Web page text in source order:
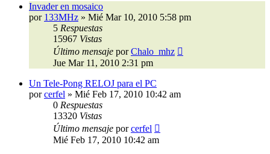
Invader en mosaico
por 133MHz » Mié Mar 10, 2010 5:58 pm
5 Respuestas
15967 Vistas
Último mensaje porChalo_mhz
Jue Mar 11, 2010 2:31 pm
Un Tele-Pong RELOJ para el PC
porcerfel » Mié Feb 17, 2010 10:42 am
0 Respuestas
13320 Vistas
Último mensaje porcerfel
Mié Feb 17, 2010 10:42 am